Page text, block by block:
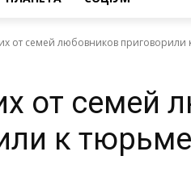
от семей любовников приговорили
от семей
к тюрьме